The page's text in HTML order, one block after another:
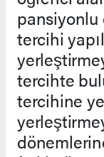
pansiyonlu
tercihi
tercihte
tercihine